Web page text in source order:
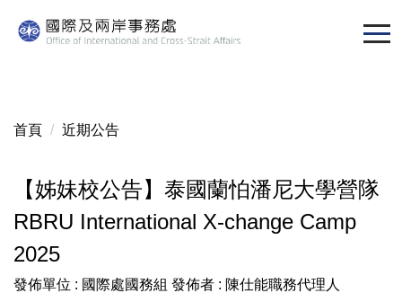
到
容
首頁 近期公告
【姊妹校公告】泰國蘭怕潘尼大學營隊
RBRU International X-change Camp
2025
發佈單位 : 國際處國務組 發佈者 : 陳仕能職務代理人